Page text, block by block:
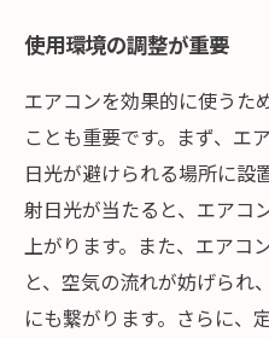
使用環境の調整が重要
エアコンを効果的に使うた
ことも重要です。まず、エ
日光が避けられる場所に設
射日光が当たると、エアコ
上がります。また、エアコ
と、空気の流れが妨げられ
にも繋がります。さらに、